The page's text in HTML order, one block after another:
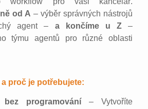
od A – výběr správných nástrojů
agent – a končíme u Z–
týmu agentů pro různé oblasti
proč je potřebujete:
bez programování – Vytvoříte